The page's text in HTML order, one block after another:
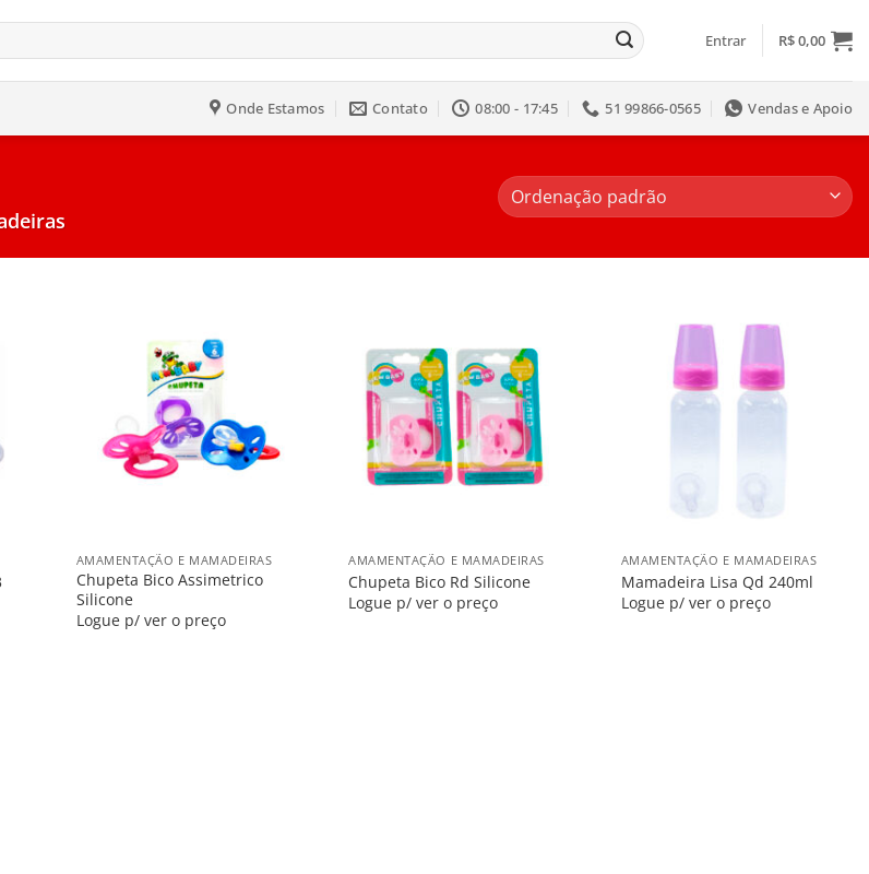
Entrar R$0,00
Onde Estamos Contato 08:00 - 17:45 51 99866-0565 Vendas e Apoio
AMAMENTAÇÃO E MAMADEIRAS
Chupeta Bico Assimetrico
Silicone
Logue p/ ver o preço
Salvar
na
Lista
AMAMENTAÇÃO E MAMADEIRAS
Chupeta Bico Rd Silicone
Logue p/ ver o preço
AMAMENTAÇÃO E MAMADEIRAS
Mamadeira Lisa Qd 240ml
Logue p/ ver o preço